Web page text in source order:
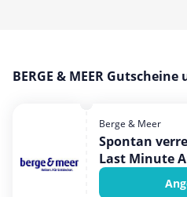
Sonstiges
Urlaub & Reise
BERGE & MEER
Berge & Meer
Spontan
Last Minute